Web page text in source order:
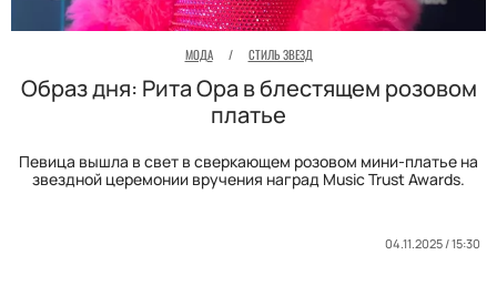
МОДА / СТИЛЬ ЗВЕЗД
Образ дня: Рита Ора в блестящем розовом
платье
Певица вышла в свет в сверкающем розовом мини-платье на
звездной церемонии вручения наград Music Trust Awards.
04.11.2025 / 15:30